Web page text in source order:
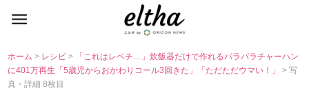
ホーム> レシピ>
「これはレベチ…」炊飯器だけで作れるパラパラチャーハン
に401万再生「5歳児からおかわりコール3回きた」「ただただウマい！」> 写
真・詳細 8枚目